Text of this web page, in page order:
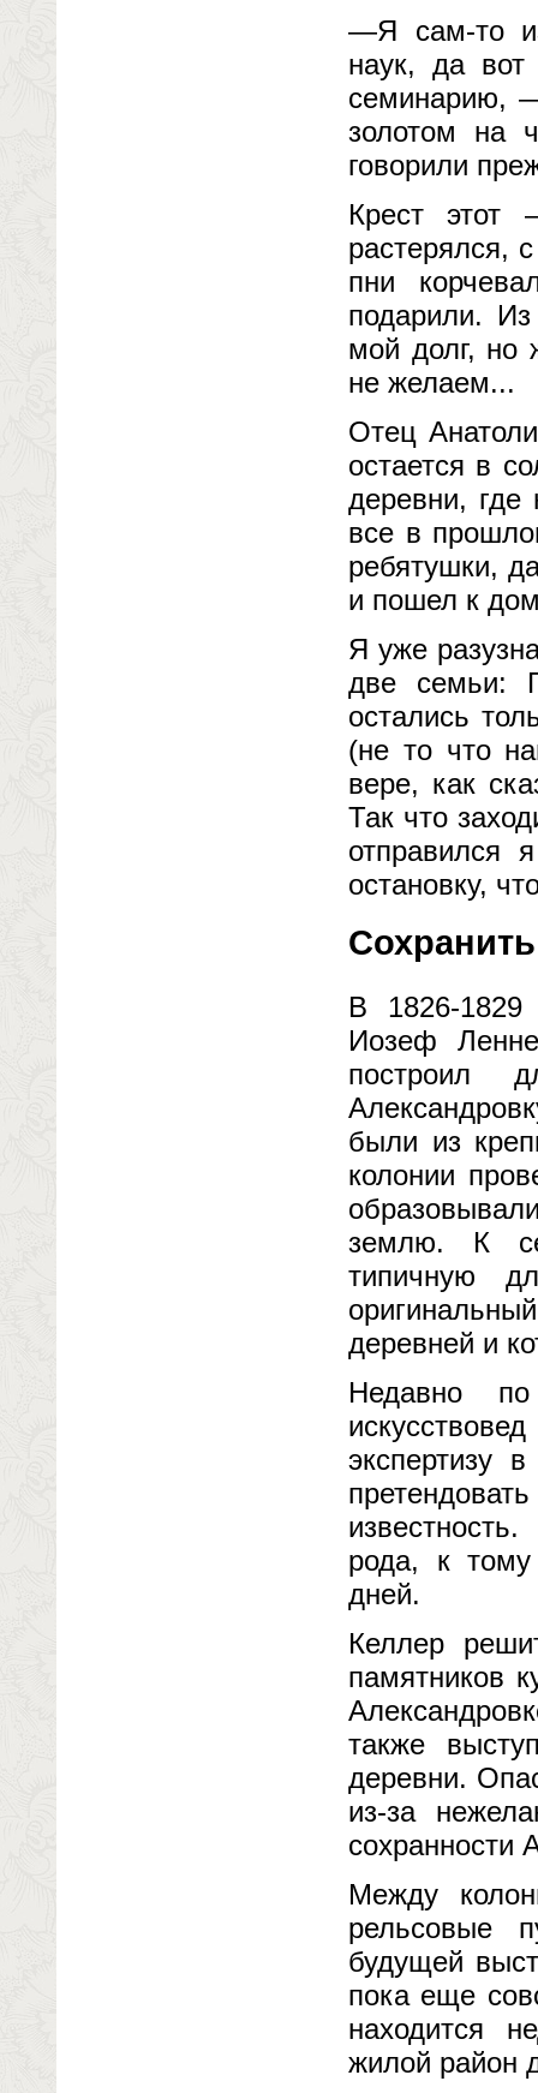
—Я сам-то из
наук, да вот
семинарию,
золотом на
говорили
Крест этот
растерялся,
пни
подарили.
мой долг, но
не желаем...
Отец
остается в
деревни, где
все в
ребятушки,
и пошел к
Я уже
две семьи:
остались
(не то что
вере, как
Так что
отправился
остановку,
В 1826-1829
Иозеф
построил
были из
колонии
землю. К
типичную
деревней и
Недавно по
экспертизу
рода, к
дней.
Келлер
памятников
также
деревни.
из-за
сохранности
Между
рельсовые
будущей
пока еще
находится
жилой район